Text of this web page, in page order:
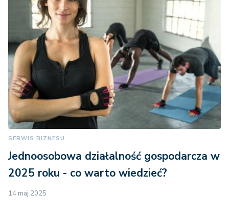
SERWIS BIZNESU
Jednoosobowa działalność gospodarcza w
2025 roku - co warto wiedzieć?
14 maj 2025